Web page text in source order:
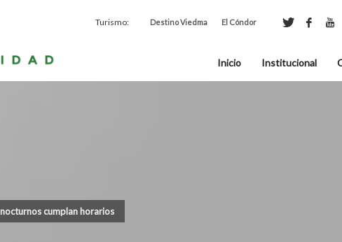
Turismo: Destino Viedma El Cóndor
Inicio Institucional
cumplan horarios